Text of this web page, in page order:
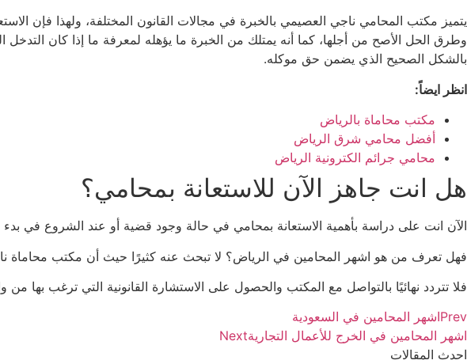
يتميز مكتب المحامي ناجي العصيمي بالخبرة في مجالات القانون المختلفة، ولهذا فإن
وطرق الحل الأصح من أجلها، كما أنه يمتلك من الخبرة ما يؤهله لمعرفة ما إذا كان التدخل
بالشكل الصحيح الذي يضمن حق موكله.
انظر ايضاً:
مكتب محاماة بالرياض
أفضل محامي شرق الرياض
محامي جرائم الكترونية الرياض
هل انت جاهز الآن للاستعانة بمحامي؟
الآن انت على دراسة بأهمية الاستعانة بمحامي في حالة وجود قضية أو عند الشروع في
فهل تعرف من هو اشهر المحامين في الرياض؟ لا تبحث عنه كثيرًا حيث أن مكتب محاماة
فلا تتردد نهائيًا بالتواصل مع المكتب والحصول على الاستشارة القانونية التي ترغب بها من
Prevاشهر المحامين في السعودية
اشهر المحامين في الخرج للأعمال التجاريةNext
احدث المقالات